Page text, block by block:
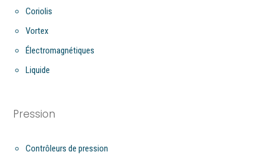
Coriolis
Vortex
Électromagnétiques
Liquide
Pression
Contrôleurs de pression